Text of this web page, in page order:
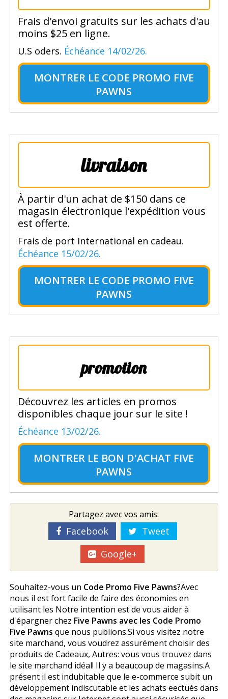
Frais d'envoi gratuits sur les achats d'au
moins $25 en ligne.
U.S oders. Échéance 14/02/26.
MONTRER LE CODE PROMO FIVE
PAWNS
livraison
À partir d'un achat de $150 dans ce
magasin électronique l'expédition vous
est offerte.
Frais de port International en cadeau.
Échéance 15/02/26.
MONTRER LE CODE PROMO FIVE
PAWNS
promotion
Découvrez les articles en promos
disponibles chaque jour sur le site !
Échéance 13/02/26.
MONTRER LE BON D'ACHAT FIVE
PAWNS
Partagez avec vos amis:
Facebook
Tweet
Google+
Souhaitez-vous un Code Promo Five Pawns?Avec
nous il est fort facile de faire des économies en
utilisant les Notre intention est de vous aider à
d'épargner chez Five Pawns avec les Code Promo
Five Pawns que nous publions.Si vous visitez notre
site marchand, vous voudrez assurément choisir des
produits de Cadeaux, Autres: vous vous trouvez dans
le site marchand idéal! Il y a beaucoup de magasins.A
présent il est indubitable que le e-commerce subit un
développement indiscutable et les achats effectués dans